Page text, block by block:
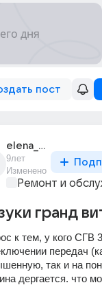
пост
elena_r_252
9лет
Изменено
Ремонт и
гранд
к тем, у кого СГВ
передач
так и на
дергается. что